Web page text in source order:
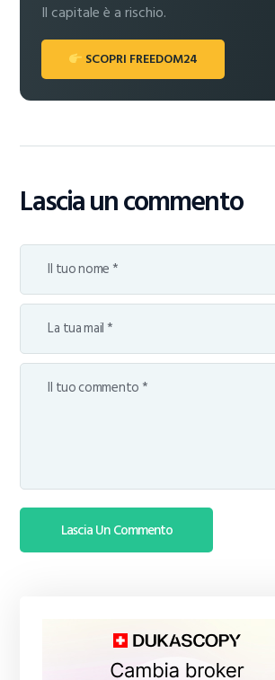
Il capitale è a rischio.
SCOPRI FREEDOM24
Lascia un commento